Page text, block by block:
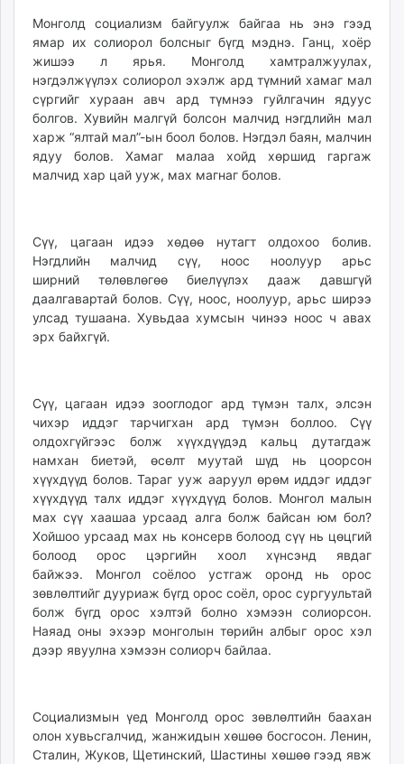
Монголд социализм байгуулж байгаа нь энэ гээд
ямар их солиорол болсныг бүгд мэднэ. Ганц, хоёр
жишээ л ярья. Монголд хамтралжуулах,
нэгдэлжүүлэх солиорол эхэлж ард түмний хамаг мал
сүргийг хураан авч ард түмнээ гуйлгачин ядуус
болгов. Хувийн малгүй болсон малчид нэгдлийн мал
харж “ялтай мал”-ын боол болов. Нэгдэл баян, малчин
ядуу болов. Хамаг малаа хойд хөршид гаргаж
малчид хар цай ууж, мах магнаг болов.
Сүү, цагаан идээ хөдөө нутагт олдохоо болив.
Нэгдлийн малчид сүү, ноос ноолуур арьс
ширний төлөвлөгөө биелүүлэх дааж давшгүй
даалгавартай болов. Сүү, ноос, ноолуур, арьс ширээ
улсад тушаана. Хувьдаа хумсын чинээ ноос ч авах
эрх байхгүй.
Сүү, цагаан идээ зооглодог ард түмэн талх, элсэн
чихэр иддэг тарчигхан ард түмэн боллоо. Сүү
олдохгүйгээс болж хүүхдүүдэд кальц дутагдаж
намхан биетэй, өсөлт муутай шүд нь цоорсон
хүүхдүүд болов. Тараг ууж ааруул өрөм иддэг иддэг
хүүхдүүд талх иддэг хүүхдүүд болов. Монгол малын
мах сүү хаашаа урсаад алга болж байсан юм бол?
Хойшоо урсаад мах нь консерв болоод сүү нь цөцгий
болоод орос цэргийн хоол хүнсэнд явдаг
байжээ. Монгол соёлоо устгаж оронд нь орос
зөвлөлтийг дууриаж бүгд орос соёл, орос сургуультай
болж бүгд орос хэлтэй болно хэмээн солиорсон.
Наяад оны эхээр монголын төрийн албыг орос хэл
дээр явуулна хэмээн солиорч байлаа.
Социализмын үед Монголд орос зөвлөлтийн баахан
олон хувьсгалчид, жанжидын хөшөө босгосон. Ленин,
Сталин, Жуков, Щетинский, Шастины хөшөө гээд явж